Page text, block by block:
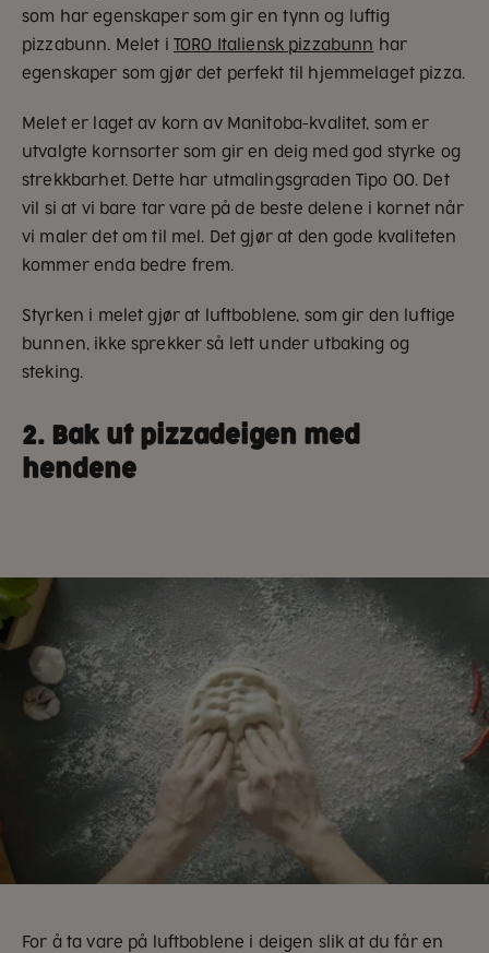
som har egenskaper som gir en tynn og luftig
pizzabunn. Melet i TORO Italiensk pizzabunn har
egenskaper som gjør det perfekt til hjemmelaget pizza.
Melet er laget av korn av Manitoba-kvalitet, som er
utvalgte kornsorter som gir en deig med god styrke og
strekkbarhet. Dette har utmalingsgraden Tipo 00. Det
vil si at vi bare tar vare på de beste delene i kornet når
vi maler det om til mel. Det gjør at den gode kvaliteten
kommer enda bedre frem.
Styrken i melet gjør at luftboblene, som gir den luftige
bunnen, ikke sprekker så lett under utbaking og
steking.
2. Bak ut pizzadeigen med
hendene
For å ta vare på luftboblene i deigen slik at du får en